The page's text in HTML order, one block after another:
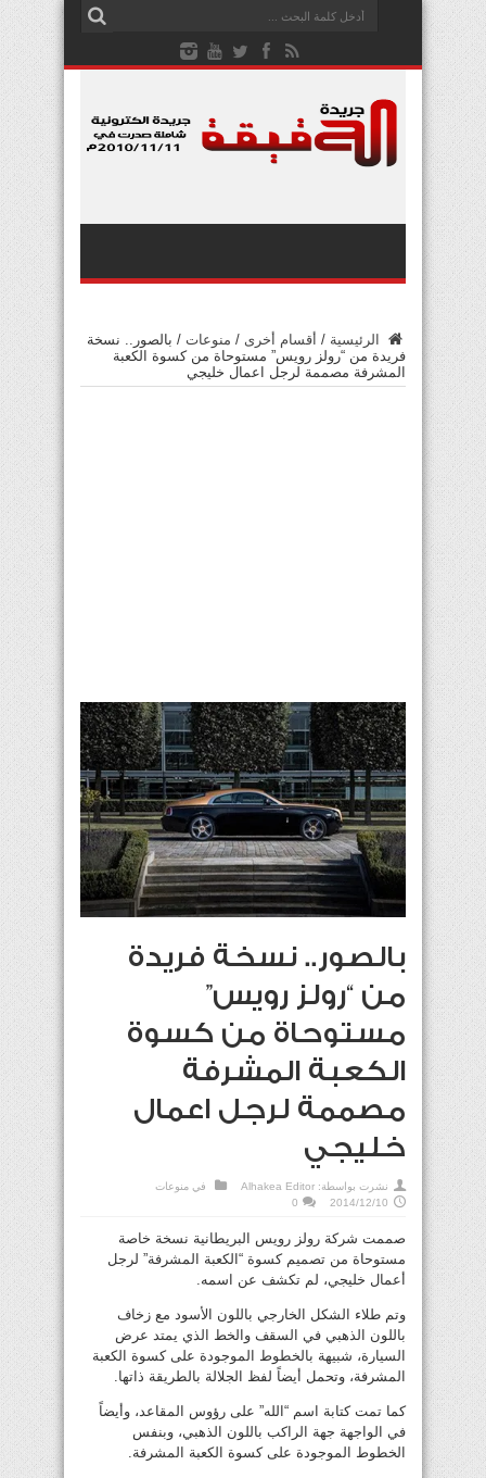
الرئيسية / أقسام أخرى / منوعات / بالصور.. نسخة
فريدة من “رولز رويس” مستوحاة من كسوة الكعبة
المشرفة مصممة لرجل اعمال خليجي
بالصور.. نسخة فريدة
من “رولز رويس”
مستوحاة من كسوة
الكعبة المشرفة
مصممة لرجل اعمال
خليجي
نشرت بواسطة: Alhakea Editor في منوعات
2014/12/10
0
صممت شركة رولز رويس البريطانية نسخة خاصة
مستوحاة من تصميم كسوة “الكعبة المشرفة” لرجل
أعمال خليجي، لم تكشف عن اسمه.
وتم طلاء الشكل الخارجي باللون الأسود مع زخاف
باللون الذهبي في السقف والخط الذي يمتد عرض
السيارة، شبيهة بالخطوط الموجودة على كسوة الكعبة
المشرفة، وتحمل أيضاً لفظ الجلالة بالطريقة ذاتها.
كما تمت كتابة اسم “الله” على رؤوس المقاعد، وأيضاً
في الواجهة جهة الراكب باللون الذهبي، وبنفس
الخطوط الموجودة على كسوة الكعبة المشرفة.